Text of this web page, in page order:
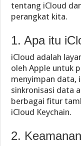
tentang iCloud
perangkat kita.
1. Apa itu
iCloud adalah
oleh Apple untuk
menyimpan data,
sinkronisasi data
berbagai fitur
iCloud Keychain.
2.